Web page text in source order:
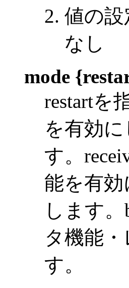
値の設
なし
mode
restartを
を有効
す。
能を有
します
タ機能
す。